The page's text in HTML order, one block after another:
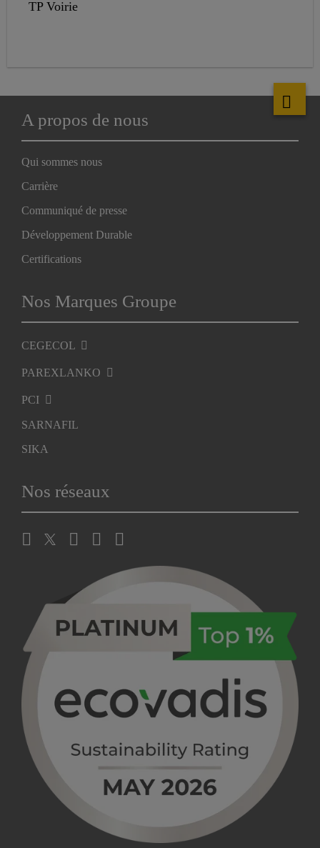
TP Voirie
A propos de nous
Qui sommes nous
Carrière
Communiqué de presse
Développement Durable
Certifications
Nos Marques Groupe
CEGECOL
PAREXLANKO
PCI
SARNAFIL
SIKA
Nos réseaux